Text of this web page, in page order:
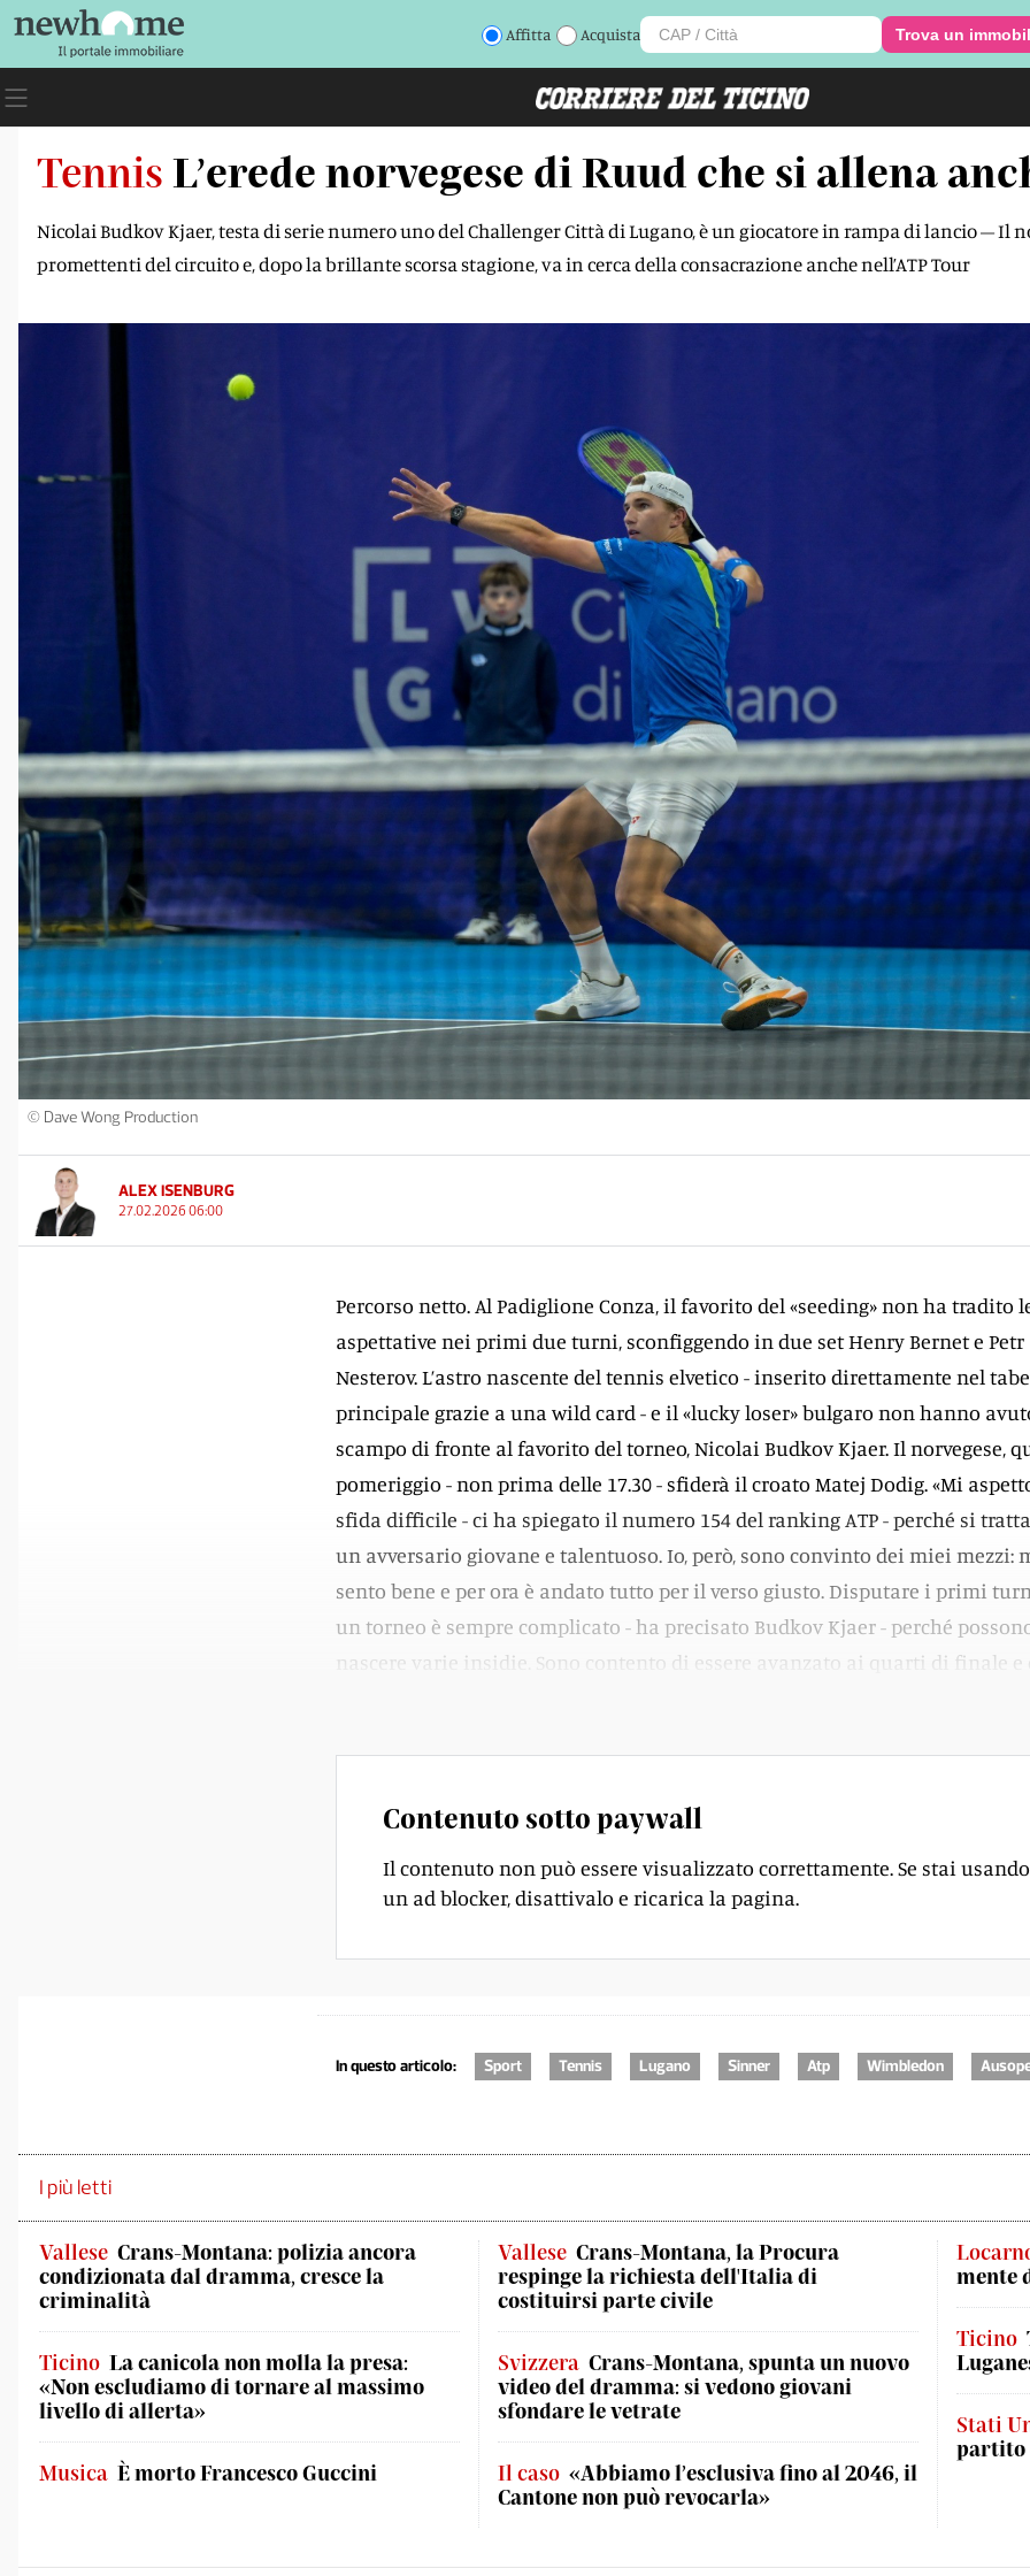
Affitta Acquista Trova un
Tennis L’erede norvegese di Ruud che si allena
Nicolai Budkov Kjaer, testa di serie numero uno del Challenger Città di Lugano, è un giocatore in rampa di lancio – Il
promettenti del circuito e, dopo la brillante scorsa stagione, va in cerca della consacrazione anche nell’ATP Tour
© Dave Wong Production
ALEX ISENBURG
27.02.2026 06:00
Percorso netto. Al Padiglione Conza, il favorito del «seeding» non ha tradito
aspettative nei primi due turni, sconfiggendo in due set Henry Bernet e Petr
Nesterov. L’astro nascente del tennis elvetico - inserito direttamente nel
principale grazie a una wild card - e il «lucky loser» bulgaro non hanno
scampo di fronte al favorito del torneo, Nicolai Budkov Kjaer. Il norvegese,
pomeriggio - non prima delle 17.30 - sfiderà il croato Matej Dodig. «Mi
sfida difficile - ci ha spiegato il numero 154 del ranking ATP - perché si
un avversario giovane e talentuoso. Io, però, sono convinto dei miei mezzi:
sento bene e per ora è andato tutto per il verso giusto. Disputare i primi
un torneo è sempre complicato - ha precisato Budkov Kjaer - perché
nascere varie insidie. Sono contento di essere avanzato ai quarti di finale e
Contenuto sotto paywall
Il contenuto non può essere visualizzato correttamente. Se stai usando
un ad blocker, disattivalo e ricarica la pagina.
In questo articolo: Sport Tennis Lugano Sinner Atp Wimbledon
I più letti
Vallese Crans-Montana: polizia ancora
condizionata dal dramma, cresce la
criminalità
Ticino La canicola non molla la presa:
«Non escludiamo di tornare al massimo
livello di allerta»
Musica È morto Francesco Guccini
Vallese Crans-Montana, la Procura
respinge la richiesta dell'Italia di
costituirsi parte civile
Svizzera Crans-Montana, spunta un nuovo
video del dramma: si vedono giovani
sfondare le vetrate
Il caso «Abbiamo l’esclusiva fino al 2046, il
Cantone non può revocarla»
mente
Ticino
Stati
partito